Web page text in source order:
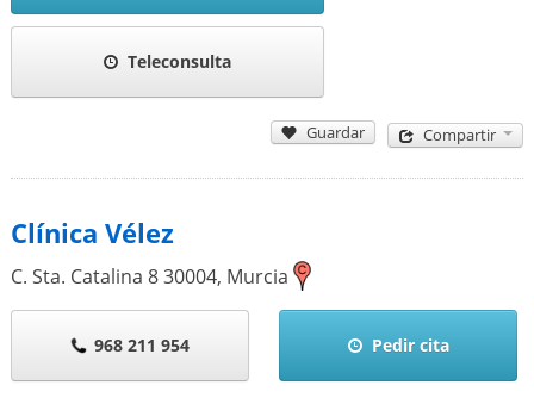
Teleconsulta
Guardar Compartir
Clínica Vélez
C. Sta. Catalina 830004, Murcia
968 211 954 Pedir cita